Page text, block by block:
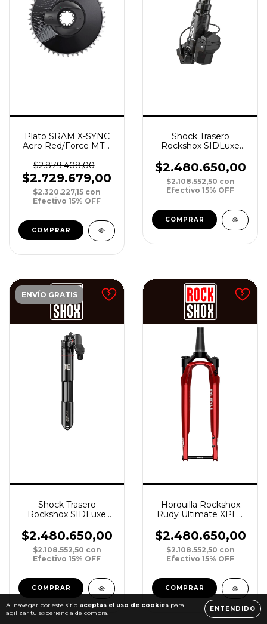
Al navegar por este sitio aceptás el uso de cookies para
agilizar tu experiencia de compra.
ENTENDIDO
Plato SRAM X-SYNC
Aero Red/Force MTB
Power Meter 52T
GREY
$2.879.408,00
$2.729.679,00
$2.320.227,15 con
Efectivo 15% OFF
Shock Trasero
Rockshox SIDLuxe
SoloAir R29 165x45 C25
X8 3P A2
$2.480.650,00
$2.108.552,50 con
Efectivo 15% OFF
ENVÍO GRATIS
Shock Trasero
Rockshox SIDLuxe
SoloAir R57 239X40
C25 X8 3P A1
$2.480.650,00
$2.108.552,50 con
Efectivo 15% OFF
Horquilla Rockshox
Rudy Ultimate XPLR
12 No Boost Tapered
Crown R
$2.480.650,00
$2.108.552,50 con
Efectivo 15% OFF